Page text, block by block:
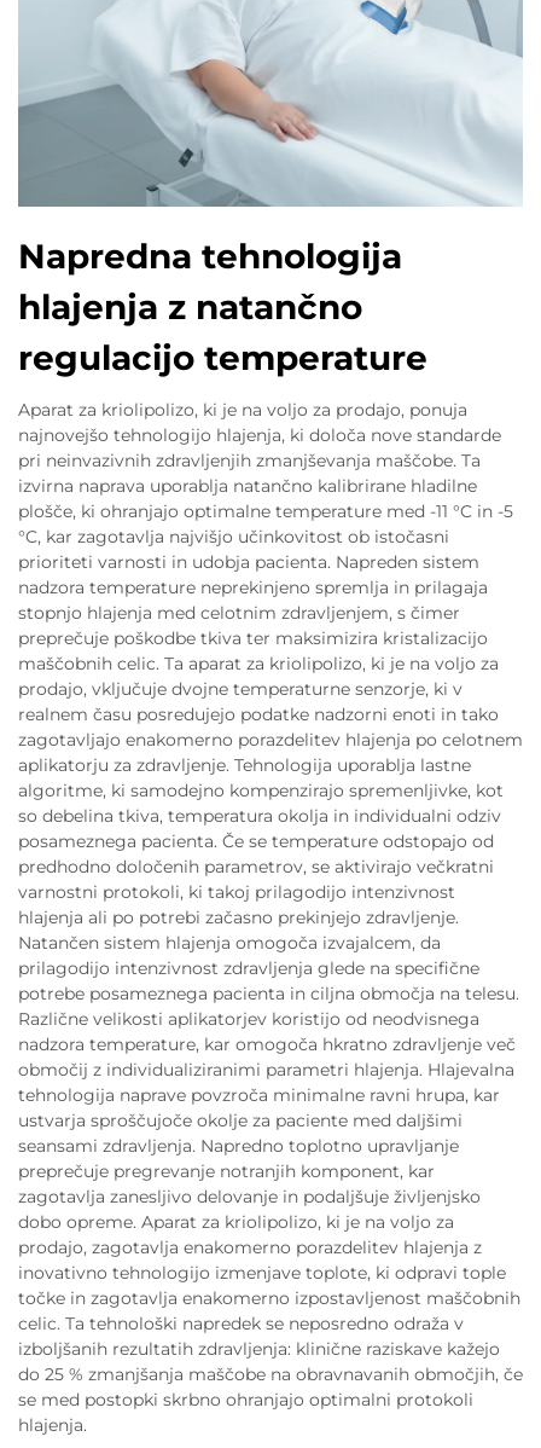
Napredna tehnologija
hlajenja z natančno
regulacijo temperature
Aparat za kriolipolizo, ki je na voljo za prodajo, ponuja
najnovejšo tehnologijo hlajenja, ki določa nove standarde
pri neinvazivnih zdravljenjih zmanjševanja maščobe. Ta
izvirna naprava uporablja natančno kalibrirane hladilne
plošče, ki ohranjajo optimalne temperature med -11 °C in -5
°C, kar zagotavlja najvišjo učinkovitost ob istočasni
prioriteti varnosti in udobja pacienta. Napreden sistem
nadzora temperature neprekinjeno spremlja in prilagaja
stopnjo hlajenja med celotnim zdravljenjem, s čimer
preprečuje poškodbe tkiva ter maksimizira kristalizacijo
maščobnih celic. Ta aparat za kriolipolizo, ki je na voljo za
prodajo, vključuje dvojne temperaturne senzorje, ki v
realnem času posredujejo podatke nadzorni enoti in tako
zagotavljajo enakomerno porazdelitev hlajenja po celotnem
aplikatorju za zdravljenje. Tehnologija uporablja lastne
algoritme, ki samodejno kompenzirajo spremenljivke, kot
so debelina tkiva, temperatura okolja in individualni odziv
posameznega pacienta. Če se temperature odstopajo od
predhodno določenih parametrov, se aktivirajo večkratni
varnostni protokoli, ki takoj prilagodijo intenzivnost
hlajenja ali po potrebi začasno prekinjejo zdravljenje.
Natančen sistem hlajenja omogoča izvajalcem, da
prilagodijo intenzivnost zdravljenja glede na specifične
potrebe posameznega pacienta in ciljna območja na telesu.
Različne velikosti aplikatorjev koristijo od neodvisnega
nadzora temperature, kar omogoča hkratno zdravljenje več
območij z individualiziranimi parametri hlajenja. Hlajevalna
tehnologija naprave povzroča minimalne ravni hrupa, kar
ustvarja sproščujoče okolje za paciente med daljšimi
seansami zdravljenja. Napredno toplotno upravljanje
preprečuje pregrevanje notranjih komponent, kar
zagotavlja zanesljivo delovanje in podaljšuje življenjsko
dobo opreme. Aparat za kriolipolizo, ki je na voljo za
prodajo, zagotavlja enakomerno porazdelitev hlajenja z
inovativno tehnologijo izmenjave toplote, ki odpravi tople
točke in zagotavlja enakomerno izpostavljenost maščobnih
celic. Ta tehnološki napredek se neposredno odraža v
izboljšanih rezultatih zdravljenja: klinične raziskave kažejo
do 25 % zmanjšanja maščobe na obravnavanih območjih, če
se med postopki skrbno ohranjajo optimalni protokoli
hlajenja.